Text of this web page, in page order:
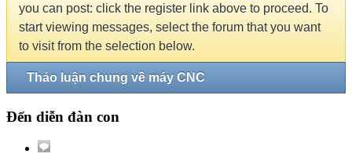
you can post: click the register link above to proceed. To
start viewing messages, select the forum that you want
to visit from the selection below.
Thảo luận chung về máy CNC
Đến diễn đàn con